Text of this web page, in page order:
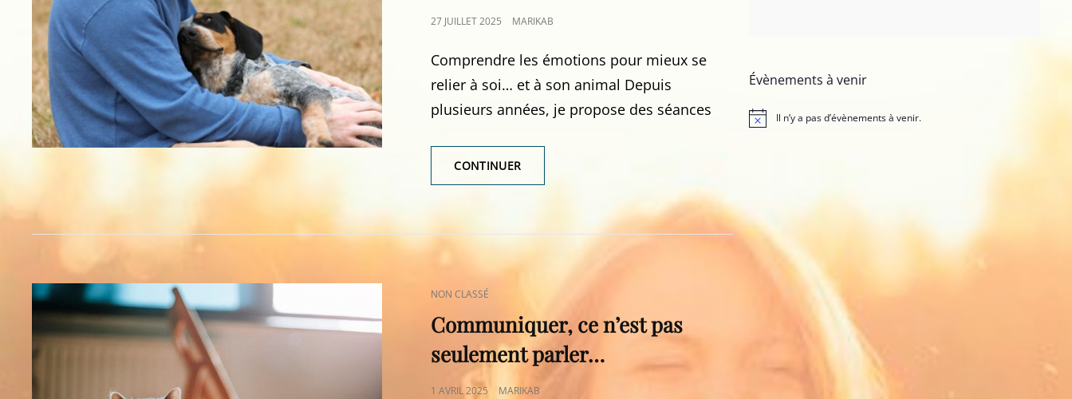
POSTED
27 JUILLET 2025 MARIKAB
Comprendre les émotions pour mieux se
relier à soi… et à son animal Depuis
plusieurs années, je propose des séances
CONTINUERET
SI
ÉTAIT
ÉMOTIONS
?
CAT
LINKS
NON CLASSÉ
Communiquer, ce n’est pas
seulement parler…
POSTED
1 AVRIL 2025 MARIKAB
Évènements à venir
N
Il n’y a pas d’évènements à venir.